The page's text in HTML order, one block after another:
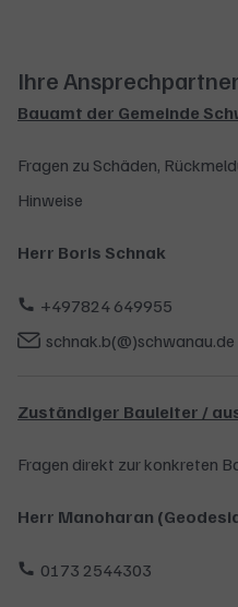
Ihre Ansprechpartner
Bauamt der Gemeinde
Fragen zu Schäden,
Hinweise
Herr Boris Schnak
+497824 649955
schnak.b(@)schwanau.de
Zuständiger Bauleiter /
Fragen direkt zur konkreten
Herr Manoharan
0173 2544303